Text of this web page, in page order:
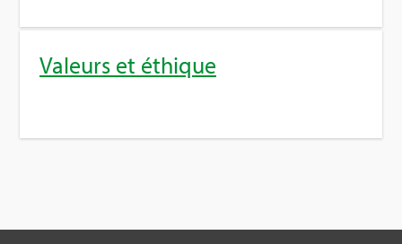
Valeurs et éthique